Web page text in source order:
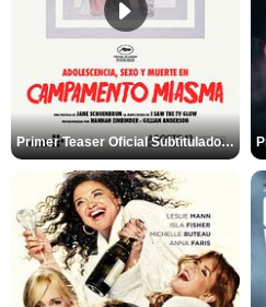
Primer Teaser Oficial Subtitulado de 'Adolescencia, Sexo y Muerte en Campamento Miasma'